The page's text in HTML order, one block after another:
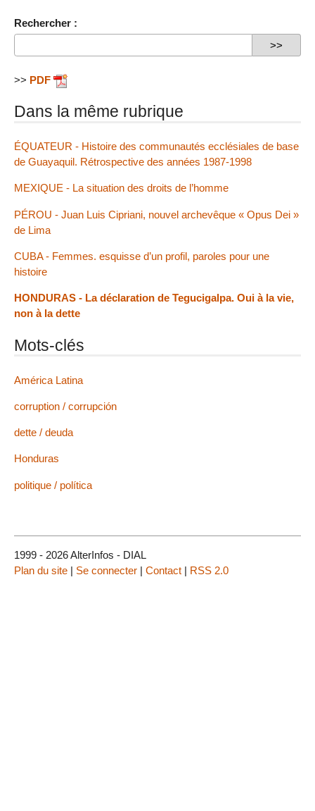
Rechercher :
>> PDF
Dans la même rubrique
ÉQUATEUR - Histoire des communautés ecclésiales de base
de Guayaquil. Rétrospective des années 1987-1998
MEXIQUE - La situation des droits de l’homme
PÉROU - Juan Luis Cipriani, nouvel archevêque « Opus Dei »
de Lima
CUBA - Femmes. esquisse d’un profil, paroles pour une
histoire
HONDURAS - La déclaration de Tegucigalpa. Oui à la vie,
non à la dette
Mots-clés
América Latina
corruption / corrupción
dette / deuda
Honduras
politique / política
1999 - 2026 AlterInfos - DIAL
Plan du site | Se connecter | Contact | RSS 2.0